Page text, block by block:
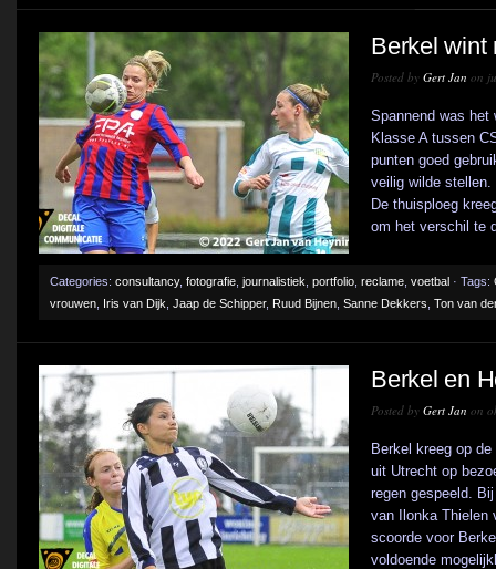
Berkel wint
Posted by Gert Jan on
Spannend was het
Klasse A tussen
punten goed
veilig wilde
De thuisploeg
om het verschil te
Categories: consultancy, fotografie journalistiek portfolio reclame voetbal · Tags:
vrouwen Iris van Dijk Jaap de Schipper, Ruud Bijnen Sanne Dekkers Ton van
Berkel en
Posted by Gert Jan on
Berkel kreeg op
uit Utrecht op
regen gespeeld.
van Ilonka Thielen
scoorde voor
voldoende